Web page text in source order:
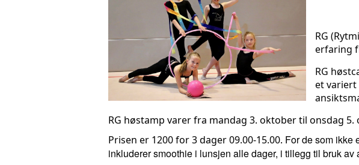
RG
erfaring
RG
et variert
RG høstamp varer fra mandag 3. oktober til onsdag 5.
Prisen er 1200 for 3 dager 09.00-15.00. For de som ikke
inkluderer smoothie i lunsjen alle dager, i tillegg til bruk av